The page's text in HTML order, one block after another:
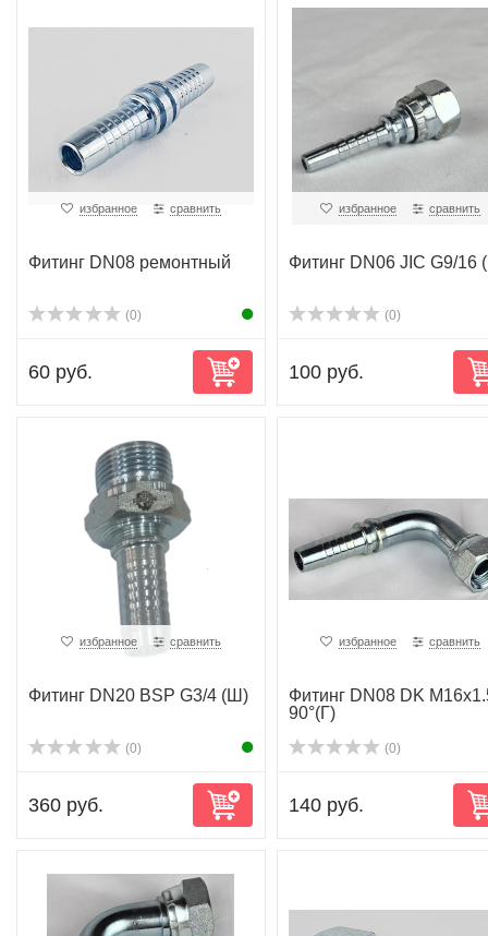
избранное сравнить
Фитинг DN08 ремонтный
(0)
60 руб.
избранное сравнить
Фитинг DN06 JIC G9/16
(0)
100 руб.
избранное сравнить
Фитинг DN20 BSP G3/4 (Ш)
(0)
360 руб.
избранное сравнить
Фитинг DN08 DK
90°(Г)
(0)
140 руб.